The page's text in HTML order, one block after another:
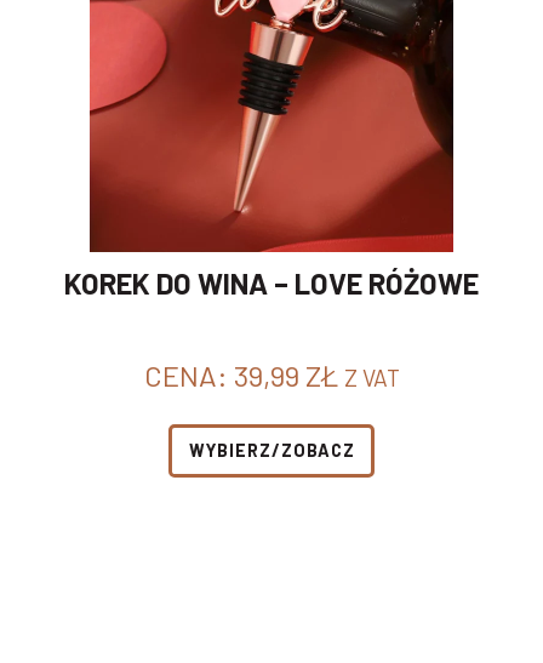
KOREK DO WINA – LOVE RÓŻOWE
CENA: 39,99 ZŁ Z VAT
WYBIERZ/ZOBACZ